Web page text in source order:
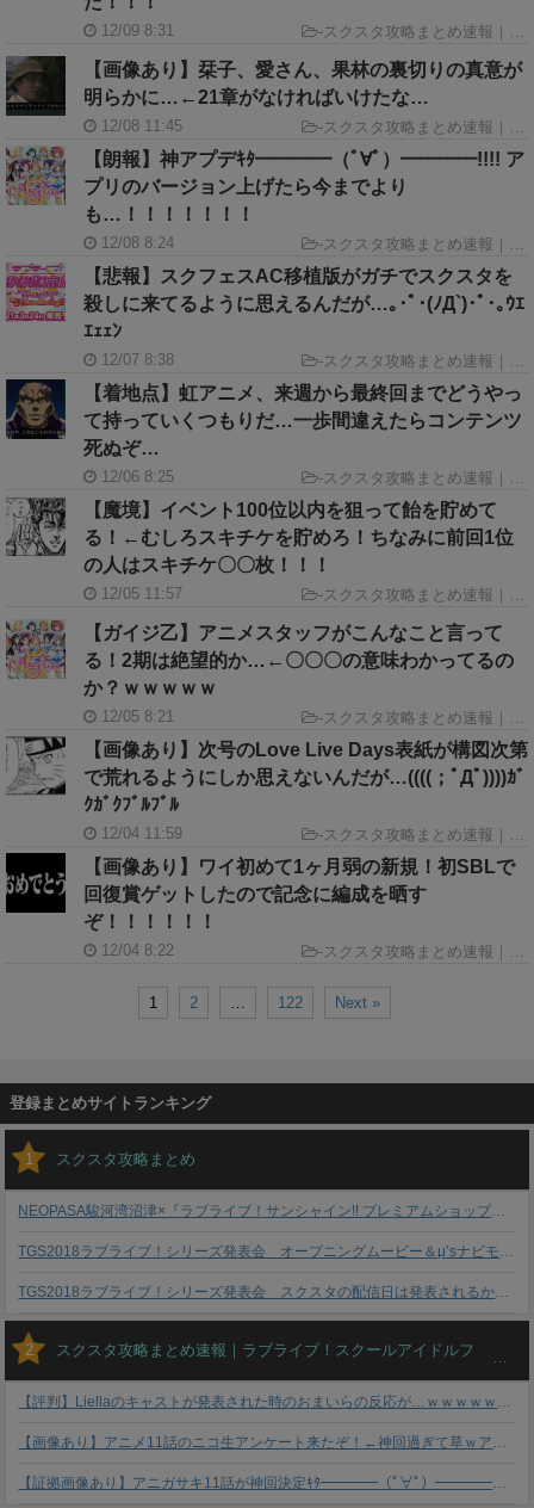
12/09 8:31 -スクスタ攻略まとめ速報｜ラブライブ！スクールアイドルフェスティバルALL STARS GameINN
【画像あり】栞子、愛さん、果林の裏切りの真意が
明らかに…←21章がなければいけたな…
12/08 11:45 -スクスタ攻略まとめ速報｜ラブライブ！スクールアイドルフェスティバルALL STARS GameINN
【朗報】神アプデｷﾀ━━━━（ﾟ∀ﾟ）━━━━!!!! ア
プリのバージョン上げたら今までより
も…！！！！！！！
12/08 8:24 -スクスタ攻略まとめ速報｜ラブライブ！スクールアイドルフェスティバルALL STARS GameINN
【悲報】スクフェスAC移植版がガチでスクスタを
殺しに来てるように思えるんだが…｡･ﾟ･(ﾉД`)･ﾟ･｡ｳｴ
ｴｪｪﾝ
12/07 8:38 -スクスタ攻略まとめ速報｜ラブライブ！スクールアイドルフェスティバルALL STARS GameINN
【着地点】虹アニメ、来週から最終回までどうやっ
て持っていくつもりだ…一歩間違えたらコンテンツ
死ぬぞ…
12/06 8:25 -スクスタ攻略まとめ速報｜ラブライブ！スクールアイドルフェスティバルALL STARS GameINN
【魔境】イベント100位以内を狙って飴を貯めて
る！←むしろスキチケを貯めろ！ちなみに前回1位
の人はスキチケ〇〇枚！！！
12/05 11:57 -スクスタ攻略まとめ速報｜ラブライブ！スクールアイドルフェスティバルALL STARS GameINN
【ガイジ乙】アニメスタッフがこんなこと言って
る！2期は絶望的か…←〇〇〇の意味わかってるの
か？ｗｗｗｗｗ
12/05 8:21 -スクスタ攻略まとめ速報｜ラブライブ！スクールアイドルフェスティバルALL STARS GameINN
【画像あり】次号のLove Live Days表紙が構図次第
で荒れるようにしか思えないんだが…((((；ﾟДﾟ))))ｶﾞ
ｸｶﾞｸﾌﾞﾙﾌﾞﾙ
12/04 11:59 -スクスタ攻略まとめ速報｜ラブライブ！スクールアイドルフェスティバルALL STARS GameINN
【画像あり】ワイ初めて1ヶ月弱の新規！初SBLで
回復賞ゲットしたので記念に編成を晒す
ぞ！！！！！！
12/04 8:22 -スクスタ攻略まとめ速報｜ラブライブ！スクールアイドルフェスティバルALL STARS GameINN
1 2 … 122 Next »
登録まとめサイトランキング
1 スクスタ攻略まとめ
NEOPASA駿河湾沼津×『ラブライブ！サンシャイン!! プレミアムショップ』にいってきた！
TGS2018ラブライブ！シリーズ発表会 オープニングムービー＆μ’sナビモーション公開
TGS2018ラブライブ！シリーズ発表会 スクスタの配信日は発表されるか？！
2 スクスタ攻略まとめ速報｜ラブライブ！スクールアイドルフェスティバルALL STARS GameINN
【評判】Liellaのキャストが発表された時のおまいらの反応が…ｗｗｗｗｗｗｗｗｗｗｗ
【画像あり】アニメ11話のニコ生アンケート来たぞ！←神回過ぎて草ｗアンチ完全に死亡じゃねえかｗｗｗｗｗｗｗｗ
【証拠画像あり】アニガサキ11話が神回決定ｷﾀ━━━━（ﾟ∀ﾟ）━━━━！！！！ これにはアンチもダンマリやねｗｗｗ